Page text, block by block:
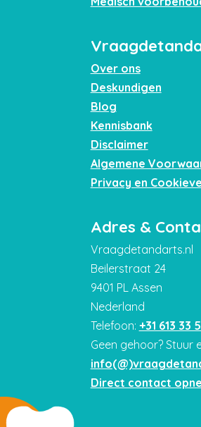
Over ons
Deskundigen
Blog
Kennisbank
Disclaimer
Algemene
Privacy en
Adres &
Vraagdetandarts.nl
Beilerstraat 24
9401 PL Assen
Nederland
Telefoon: +31 613 33
Geen gehoor? Stuur
Direct contact